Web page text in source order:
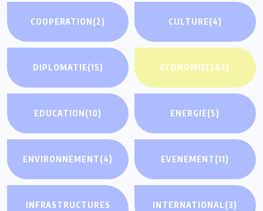
COOPERATION(2) CULTURE(4)
DIPLOMATIE(15) ECONOMIE(267)
EDUCATION(10) ENERGIE(5)
ENVIRONNEMENT(4) EVENEMENT(11)
INFRASTRUCTURES
INTERNATIONAL(3)